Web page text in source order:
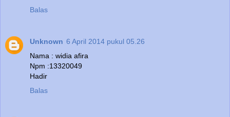
Balas
Unknown 6 April 2014 pukul 05.26
Nama : widia afira
Npm :13320049
Hadir
Balas